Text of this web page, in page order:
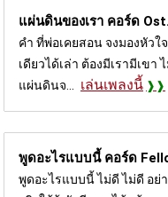
แผ่นดินของเรา คอร์ด
คำ ที่พ่อเคยสอน จงมองหัวใ
เดียวได้เล่า ต้องมีเรามีเขา
แผ่นดินจ...
เล่นเพลงนี้
พูดอะไรแบบนี้ คอร์ด
พูดอะไรแบบนี้ ไม่ดี ไม่ดี อย่